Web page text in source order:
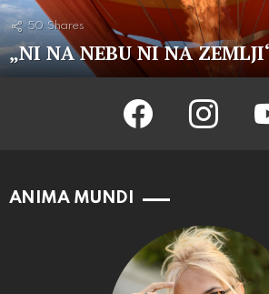
50 Shares
„NI NA NEBU NI NA
facebook instagram
ANIMA MUNDI